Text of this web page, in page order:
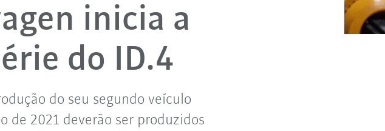
inicia a
do ID.4
do seu segundo veículo
de 2021 deverão ser produzidos